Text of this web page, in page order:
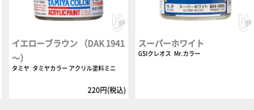
イエローブラウン （DAK 1941
～）
タミヤ タミヤカラー アクリル塗料ミニ
220円(税込)
スーパーホワイト
GSIクレオス Mr.カラー